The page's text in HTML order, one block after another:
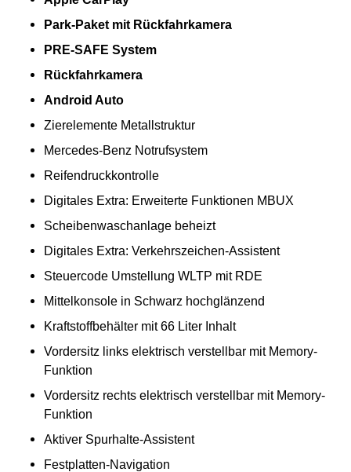
Park-Paket mit Rückfahrkamera
PRE-SAFE System
Rückfahrkamera
Android Auto
Zierelemente Metallstruktur
Mercedes-Benz Notrufsystem
Reifendruckkontrolle
Digitales Extra: Erweiterte Funktionen MBUX
Scheibenwaschanlage beheizt
Digitales Extra: Verkehrszeichen-Assistent
Steuercode Umstellung WLTP mit RDE
Mittelkonsole in Schwarz hochglänzend
Kraftstoffbehälter mit 66 Liter Inhalt
Vordersitz links elektrisch verstellbar mit Memory-
Funktion
Vordersitz rechts elektrisch verstellbar mit Memory-
Funktion
Aktiver Spurhalte-Assistent
Festplatten-Navigation